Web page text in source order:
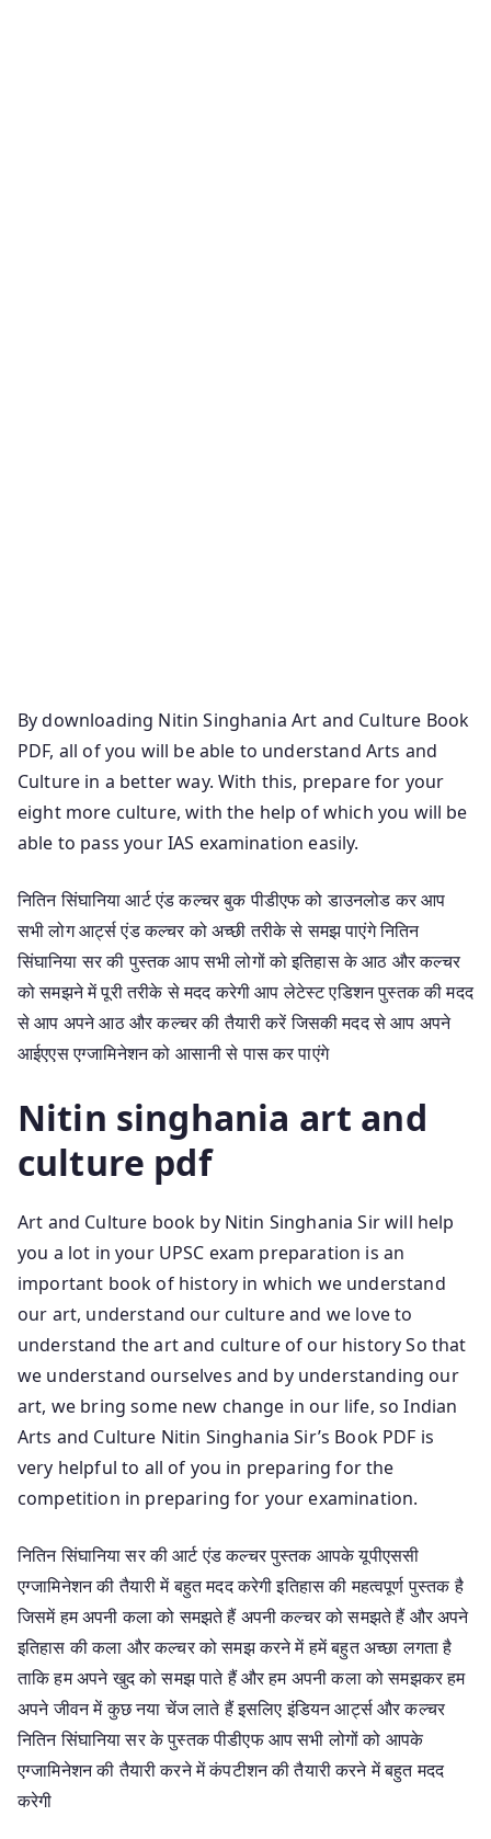
By downloading Nitin Singhania Art and Culture Book
PDF, all of you will be able to understand Arts and
Culture in a better way. With this, prepare for your
eight more culture, with the help of which you will be
able to pass your IAS examination easily.
नितिन सिंघानिया आर्ट एंड कल्चर बुक पीडीएफ को डाउनलोड कर आप
सभी लोग आर्ट्स एंड कल्चर को अच्छी तरीके से समझ पाएंगे नितिन
सिंघानिया सर की पुस्तक आप सभी लोगों को इतिहास के आठ और कल्चर
को समझने में पूरी तरीके से मदद करेगी आप लेटेस्ट एडिशन पुस्तक की मदद
से आप अपने आठ और कल्चर की तैयारी करें जिसकी मदद से आप अपने
आईएएस एग्जामिनेशन को आसानी से पास कर पाएंगे
Nitin singhania art and
culture pdf
Art and Culture book by Nitin Singhania Sir will help
you a lot in your UPSC exam preparation is an
important book of history in which we understand
our art, understand our culture and we love to
understand the art and culture of our history So that
we understand ourselves and by understanding our
art, we bring some new change in our life, so Indian
Arts and Culture Nitin Singhania Sir’s Book PDF is
very helpful to all of you in preparing for the
competition in preparing for your examination.
नितिन सिंघानिया सर की आर्ट एंड कल्चर पुस्तक आपके यूपीएससी
एग्जामिनेशन की तैयारी में बहुत मदद करेगी इतिहास की महत्वपूर्ण पुस्तक है
जिसमें हम अपनी कला को समझते हैं अपनी कल्चर को समझते हैं और अपने
इतिहास की कला और कल्चर को समझ करने में हमें बहुत अच्छा लगता है
ताकि हम अपने खुद को समझ पाते हैं और हम अपनी कला को समझकर हम
अपने जीवन में कुछ नया चेंज लाते हैं इसलिए इंडियन आर्ट्स और कल्चर
नितिन सिंघानिया सर के पुस्तक पीडीएफ आप सभी लोगों को आपके
एग्जामिनेशन की तैयारी करने में कंपटीशन की तैयारी करने में बहुत मदद
करेगी